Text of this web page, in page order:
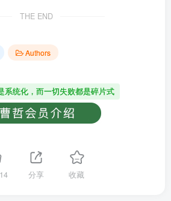
THE END
Authors
系统化，而一切失败都是碎片式
14 分享 收藏